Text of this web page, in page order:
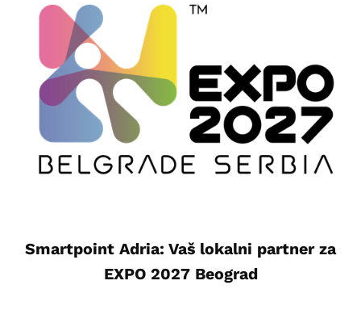
Smartpoint Adria: Vaš lokalni partner za
EXPO 2027 Beograd